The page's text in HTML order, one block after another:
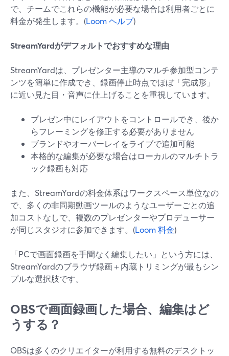
で、チームでこれらの機能が必要な場合は利用者ごとに
料金が発生します。(Loom ヘルプ)
StreamYardがデフォルトでおすすめな理由
StreamYardは、プレゼンター主導のマルチ参加型コンテ
ンツを簡単に作成でき、録画停止時点でほぼ「完成形」
に近い見た目・音声に仕上げることを重視しています。
プレゼン中にレイアウトをコントロールでき、後か
らフレーミングを修正する必要がありません
ブランドやオーバーレイをライブで追加可能
本格的な編集が必要な場合はローカルのマルチトラ
ック録画も対応
また、StreamYardの料金体系はワークスペース単位なの
で、多くの非同期動画ツールのようなユーザーごとの追
加コストなしで、複数のプレゼンターやプロデューサー
が同じスタジオに参加できます。(Loom 料金)
「PCで画面録画を手間なく編集したい」という方には、
StreamYardのブラウザ録画＋内蔵トリミングが最もシン
プルな選択肢です。
OBSで画面録画した場合、編集はど
うする？
OBSは多くのクリエイターが利用する無料のデスクトッ